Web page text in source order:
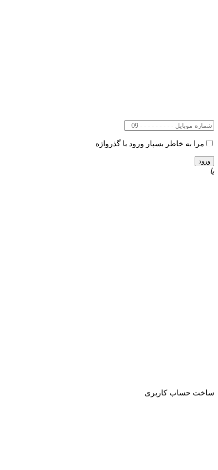
مرا به خاطر بسپار ورود با گذرواژه
یا
ساخت حساب کاربری